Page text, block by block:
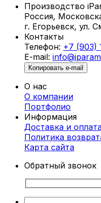
Что такое
Параметрические
Хотьково создаются с
алгоритмического
позволяющего
формы с учетом
этому каждый шезлонг
привлекателен
максимальный комфорт.
Преимущества
шезлонгов
iParametric — это
искусства,
пространство.
Эргономичность.
Производство
Россия,
г. Егорьевск, ул.
Контакты
Телефон: +7 (903)
E-mail:
Копировать e-mail
О нас
О компании
Портфолио
Информация
Доставка и
Политика
Карта cайта
Обратный звонок